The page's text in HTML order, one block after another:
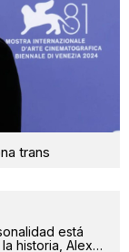
trans
está
historia, Alex